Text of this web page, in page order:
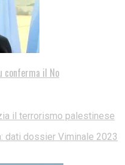
conferma il No
il terrorismo palestinese
dati dossier Viminale 2023